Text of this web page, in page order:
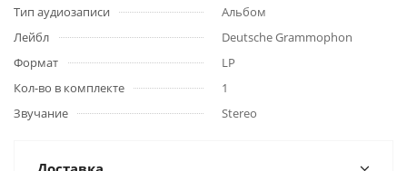
Тип аудиозаписи
Альбом
Лейбл
Deutsche Grammophon
Формат
LP
Кол-во в комплекте
1
Звучание
Stereo